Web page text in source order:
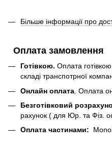
Більше інформації про
Оплата замовлення
Готівкою. Оплата
складі транспотрної
Онлайн оплата . Оплата
Безготівковий
рахунок ( для Юр. та Фіз.
Оплата частинами: